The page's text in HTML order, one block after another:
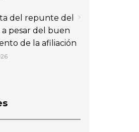
del repunte del
pesar del buen
de la afiliación